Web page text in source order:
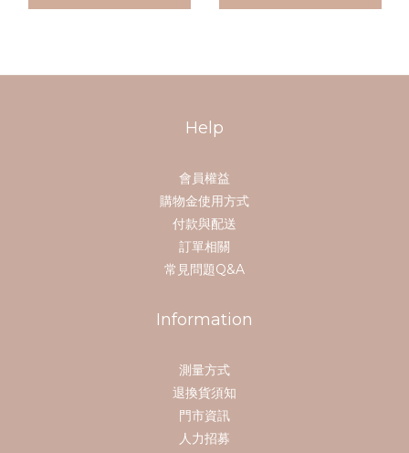
Help
會員權益
購物金使用方式
付款與配送
訂單相關
常見問題Q&A
Information
測量方式
退換貨須知
門市資訊
人力招募